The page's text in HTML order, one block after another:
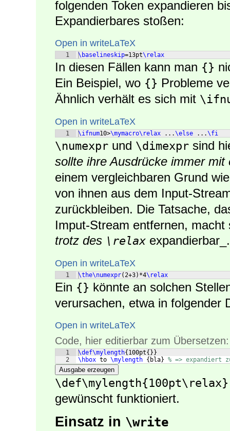
folgenden Token expandieren
Expandierbares stoßen:
Open in writeLaTeX
1 \baselineskip=13pt\relax
In diesen Fällen kann man {}
Ein Beispiel, wo {} Probleme
Ähnlich verhält es sich mit
Open in writeLaTeX
1 \ifnum10>\mymacro\relax ...\else ...\fi
\numexpr und \dimexpr sind
sollte ihre Ausdrücke immer
einem vergleichbaren Grund
von ihnen aus dem Input-
zurückbleiben. Die Tatsache,
Imput-Stream entfernen,
trotz des \relax expandierbar_.
Open in writeLaTeX
1 \the\numexpr(2+3) *4\relax
Ein {} könnte an solchen
verursachen, etwa in folgender
Open in writeLaTeX
Code, hier editierbar zum Übersetzen:
1
2
\def\mylength{ 100pt{ }}
\hbox to \mylength { bla} % => expandiert
Ausgabe erzeugen
\def\mylength{100pt\relax}
gewünscht funktioniert.
Einsatz in \write